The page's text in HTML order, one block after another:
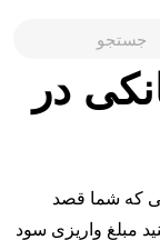
در
که شما قصد
مبلغ واریزی سود